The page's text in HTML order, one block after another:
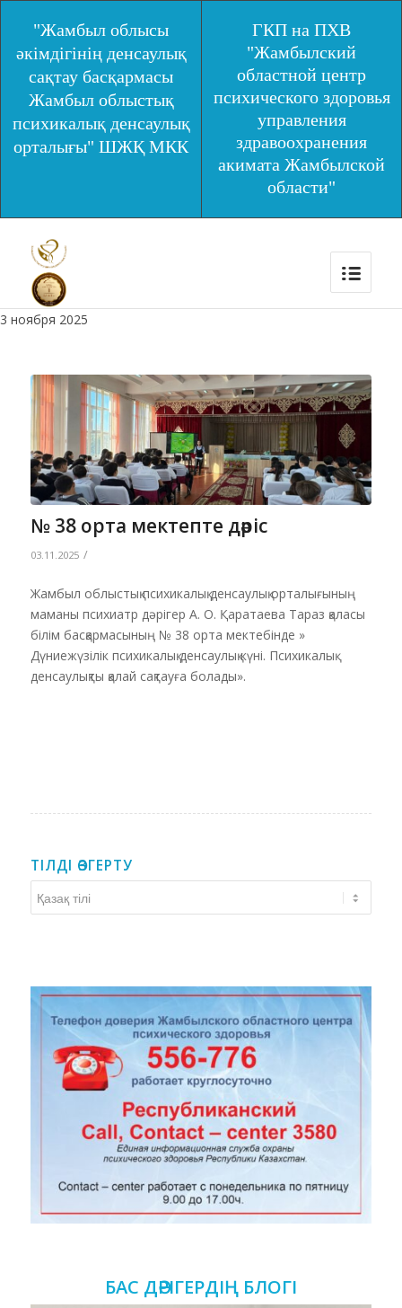
"Жамбыл облысы
әкімдігінің денсаулық
сақтау басқармасы
Жамбыл облыстық
психикалық денсаулық
орталығы" ШЖҚ МКК
ГКП на ПХВ
"Жамбылский
областной центр
психического здоровья
управления
здравоохранения
акимата Жамбылской
области"
3 ноября 2025
№ 38 орта мектепте дәріс
03.11.2025 /
Жамбыл облыстық психикалық денсаулық орталығының
маманы психиатр дәрігер А. О. Қаратаева Тараз қаласы
білім басқармасының № 38 орта мектебінде »
Дүниежүзілік психикалық денсаулық күні. Психикалық
денсаулықты қалай сақтауға болады».
ТІЛДІ ӨЗГЕРТУ
өзгерту
БАС ДӘРІГЕРДІҢ БЛОГІ